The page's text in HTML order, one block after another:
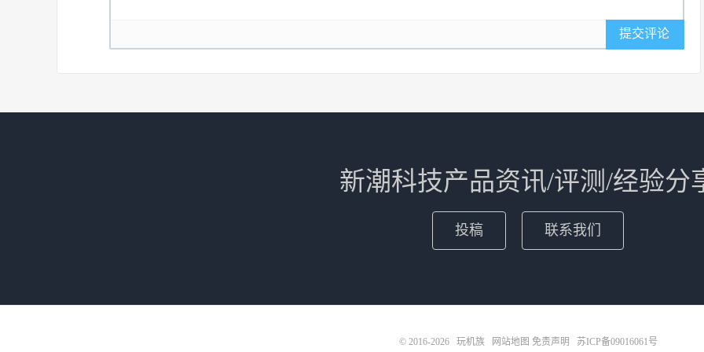
提交评论
新潮科技产品资讯/评测/经验分
投稿 联系我们
© 2016-2026 玩机族 网站地图 免责声明 苏ICP备09016061号